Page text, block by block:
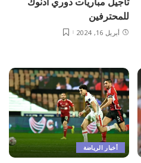
للمحترفين
أبريل 16, 2024
أخبار الرياضة